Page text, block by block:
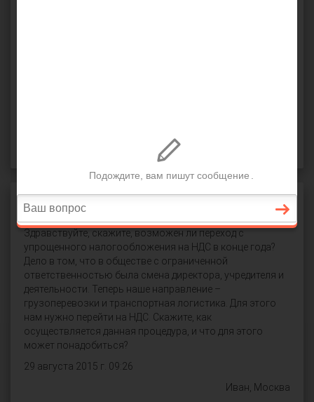
Переход с УСН на ОСН
Здравствуйте, скажите, возможен ли переход с
упрощенного налогообложения на НДС в конце года?
Дело в том, что в обществе с ограниченной
ответственностью была смена директора, учредителя и
деятельности. Теперь наше направление –
грузоперевозки и транспортная логистика. Для этого
нам нужно перейти на НДС. Скажите, как
осуществляется данная процедура, и что для этого
может понадобиться?
29 августа 2015 г. 09:26
Иван, Москва